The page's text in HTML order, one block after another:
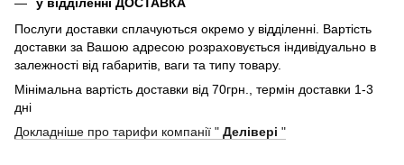
у відділенні ДОСТАВКА
Послуги доставки сплачуються окремо у відділенні. Вартість
доставки за Вашою адресою розраховується індивідуально в
залежності від габаритів, ваги та типу товару.
Мінімальна вартість доставки від 70грн., термін доставки 1-3
дні
Докладніше про тарифи компанії " Делівері "